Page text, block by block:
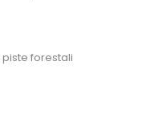
forestali